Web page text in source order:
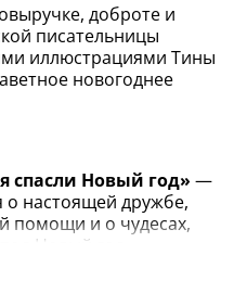
доброте и
писательницы
иллюстрациями Тины
новогоднее
спасли Новый год» —
настоящей дружбе,
помощи и о чудесах,
Новый год.